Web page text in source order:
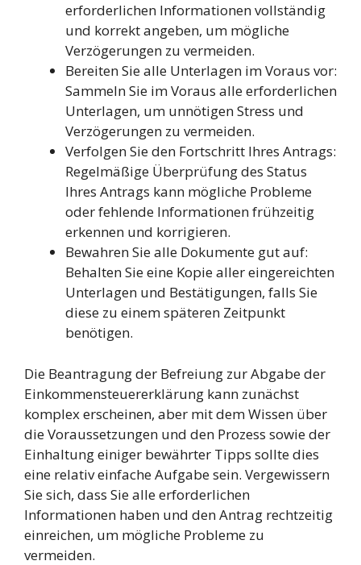
erforderlichen Informationen vollständig
und korrekt angeben, um mögliche
Verzögerungen zu vermeiden.
Bereiten Sie alle Unterlagen im Voraus vor:
Sammeln Sie im Voraus alle erforderlichen
Unterlagen, um unnötigen Stress und
Verzögerungen zu vermeiden.
Verfolgen Sie den Fortschritt Ihres Antrags:
Regelmäßige Überprüfung des Status
Ihres Antrags kann mögliche Probleme
oder fehlende Informationen frühzeitig
erkennen und korrigieren.
Bewahren Sie alle Dokumente gut auf:
Behalten Sie eine Kopie aller eingereichten
Unterlagen und Bestätigungen, falls Sie
diese zu einem späteren Zeitpunkt
benötigen.
Die Beantragung der Befreiung zur Abgabe der
Einkommensteuererklärung kann zunächst
komplex erscheinen, aber mit dem Wissen über
die Voraussetzungen und den Prozess sowie der
Einhaltung einiger bewährter Tipps sollte dies
eine relativ einfache Aufgabe sein. Vergewissern
Sie sich, dass Sie alle erforderlichen
Informationen haben und den Antrag rechtzeitig
einreichen, um mögliche Probleme zu
vermeiden.